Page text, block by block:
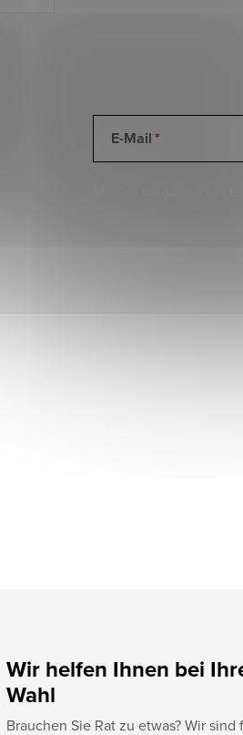
E-Mail
Wir helfen Ihnen bei
Wahl
Brauchen Sie Rat zu etwas? Wir sind